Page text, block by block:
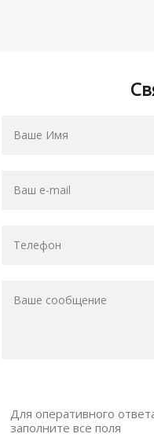
Для оперативного
заполните все поля